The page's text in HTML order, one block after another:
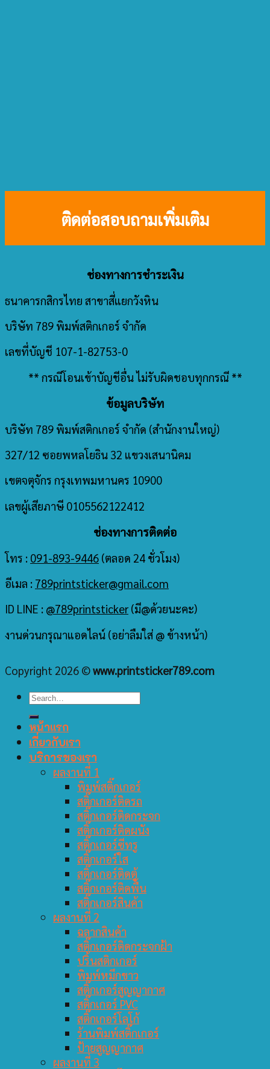
ติดต่อสอบถามเพิ่มเติม
ช่องทางการชำระเงิน
ธนาคารกสิกรไทย สาขาสี่แยกวังหิน
บริษัท 789 พิมพ์สติกเกอร์ จำกัด
เลขที่บัญชี 107-1-82753-0
** กรณีโอนเข้าบัญชีอื่น ไม่รับผิดชอบทุกกรณี **
ข้อมูลบริษัท
บริษัท 789 พิมพ์สติกเกอร์ จำกัด (สำนักงานใหญ่)
327/12 ซอยพหลโยธิน 32 แขวงเสนานิคม
เขตจตุจักร กรุงเทพมหานคร 10900
เลขผู้เสียภาษี 0105562122412
ช่องทางการติดต่อ
โทร : 091-893-9446 (ตลอด 24 ชั่วโมง)
อีเมล : 789printsticker@gmail.com
ID LINE : @789printsticker (มี@ด้วยนะคะ)
งานด่วนกรุณาแอดไลน์ (อย่าลืมใส่ @ ข้างหน้า)
Copyright 2026 ©www.printsticker789.com
หน้าแรก
เกี่ยวกับเรา
บริการของเรา
ผลงานที่ 1
พิมพ์สติ๊กเกอร์
สติ๊กเกอร์ติดรถ
สติ๊กเกอร์ติดกระจก
สติ๊กเกอร์ติดผนัง
สติ๊กเกอร์ซีทรู
สติ๊กเกอร์ใส
สติ๊กเกอร์ติดตู้
สติ๊กเกอร์ติดพื้น
สติ๊กเกอร์สินค้า
ผลงานที่ 2
ฉลากสินค้า
สติ๊กเกอร์ติดกระจกฝ้า
ปริ้นสติกเกอร์
พิมพ์หมึกขาว
สติ๊กเกอร์สูญญากาศ
สติ๊กเกอร์ PVC
สติ๊กเกอร์โลโก้
ร้านพิมพ์สติ๊กเกอร์
ป้ายสูญญากาศ
ผลงานที่ 3